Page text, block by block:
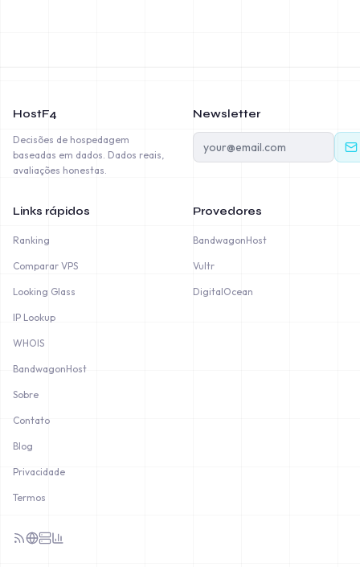
HostF4
Decisões de hospedagem
baseadas em dados. Dados reais,
avaliações honestas.
Newsletter
Links rápidos
Ranking
Comparar VPS
Looking Glass
IP Lookup
WHOIS
BandwagonHost
Sobre
Contato
Blog
Privacidade
Termos
Provedores
BandwagonHost
Vultr
DigitalOcean